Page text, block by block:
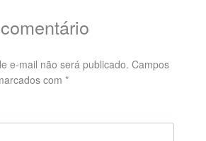
e-mail não será publicado. Campos
com *